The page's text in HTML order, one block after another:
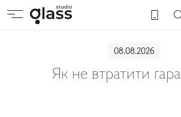
08.08.2026
Як не втратити